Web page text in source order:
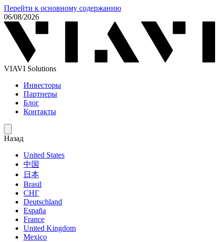
Перейти к основному содержанию
06/08/2026
VIAVI Solutions
Инвесторы
Партнеры
Блог
Контакты
Назад
United States
中国
日本
Brasil
СНГ
Deutschland
España
France
United Kingdom
Mexico